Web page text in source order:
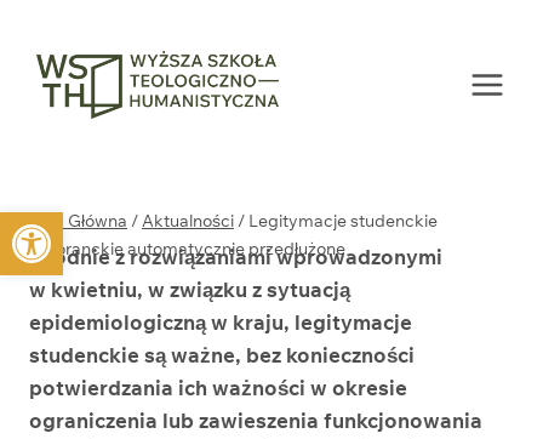
Otwórz pasek narzędzi
treści
Strona Główna /Aktualności / Legitymacje studenckie
i doktoranckie automatycznie przedłużone
Zgodnie z rozwiązaniami wprowadzonymi
w kwietniu, w związku z sytuacją
epidemiologiczną w kraju, legitymacje
studenckie są ważne, bez konieczności
potwierdzania ich ważności w okresie
ograniczenia lub zawieszenia funkcjonowania